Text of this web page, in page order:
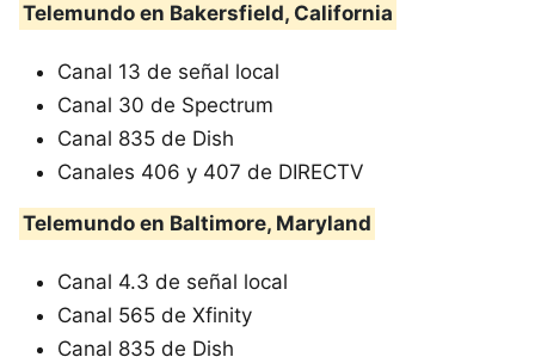
Telemundo en Bakersfield, California
Canal 13 de señal local
Canal 30 de Spectrum
Canal 835 de Dish
Canales 406 y 407 de DIRECTV
Telemundo en Baltimore, Maryland
Canal 4.3 de señal local
Canal 565 de Xfinity
Canal 835 de Dish